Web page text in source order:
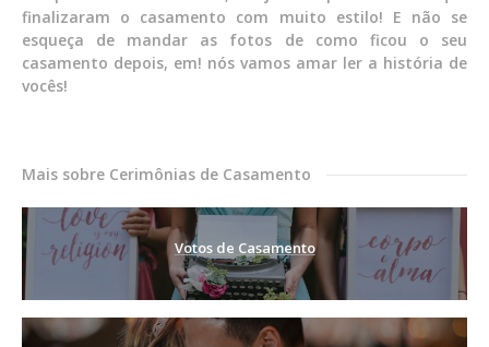
finalizaram o casamento com muito estilo! E não se
esqueça de mandar as fotos de como ficou o seu
casamento depois, em! nós vamos amar ler a história de
vocês!
Mais sobre Cerimônias de Casamento
Votos de Casamento